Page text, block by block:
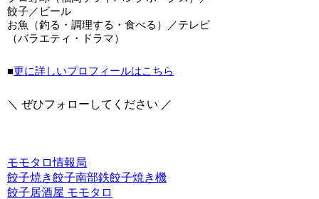
餃子／ビール
お魚（釣る・調理する・食べる）／テレビ
（バラエティ・ドラマ）
■更に詳しいプロフィールはこちら
＼ ぜひフォローしてください ／
モモタロ情報局
餃子焼き餃子南部鉄餃子焼き機
餃子居酒屋 モモタロ